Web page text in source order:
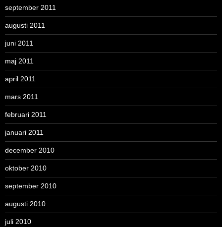
september 2011
augusti 2011
juni 2011
maj 2011
april 2011
mars 2011
februari 2011
januari 2011
december 2010
oktober 2010
september 2010
augusti 2010
juli 2010